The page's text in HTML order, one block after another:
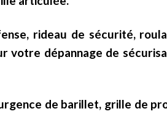
rideau de sécurité,
votre dépannage de
de barillet, grille de